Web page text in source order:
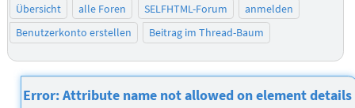
Übersicht alle Foren SELFHTML-Forum
anmelden
Benutzerkonto erstellen
Beitrag im Thread-Baum
Error: Attribute name not allowed on element details